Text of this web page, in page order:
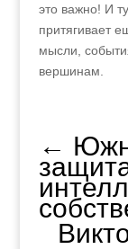
это важно! И
притягивает
мысли,
вершинам.
←